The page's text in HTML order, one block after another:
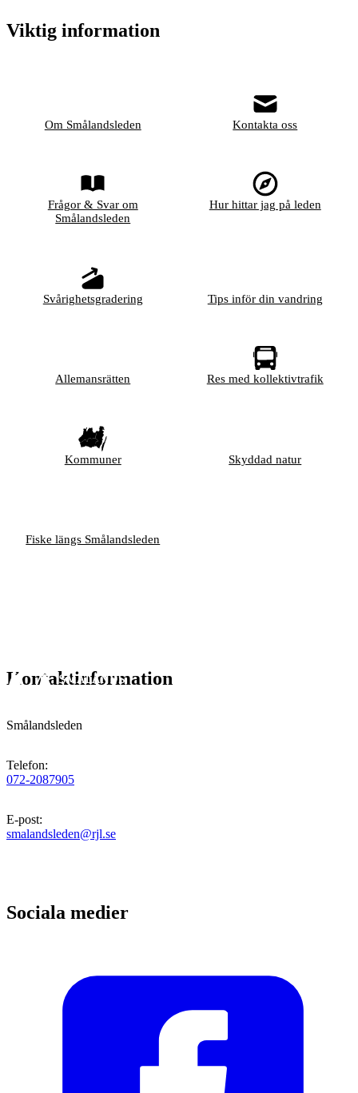
Viktig information
Om Smålandsleden Kontakta oss
Frågor & Svar om
Smålandsleden
Hur hittar jag på leden
Svårighetsgradering Tips inför din vandring
Allemansrätten Res med kollektivtrafik
Kommuner Skyddad natur
Fiske längs Smålandsleden
Kontaktinformation
Smålandsleden
Telefon:
072-2087905
E-post:
smalandsleden@rjl.se
Sociala medier